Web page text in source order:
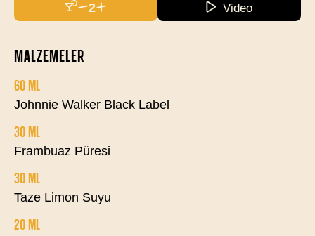
2 Video
MALZEMELER
60 ML
Johnnie Walker Black Label
30 ML
Frambuaz Püresi
30 ML
Taze Limon Suyu
20 ML